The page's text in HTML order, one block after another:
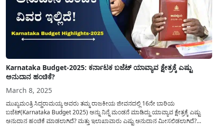
Karnataka Budget-2025: ಕರ್ನಾಟಕ ಬಜೆಟ್ ಯಾವ್ಯಾವ ಕ್ಷೇತ್ರಕ್ಕೆ ಎಷ್ಟು
ಅನುದಾನ ಹಂಚಿಕೆ?
March 8, 2025
ಮುಖ್ಯಮಂತ್ರಿ ಸಿದ್ದರಾಮಯ್ಯ ಅವರು ತಮ್ಮ ರಾಜಕೀಯ ಜೀವನದಲ್ಲಿ 16ನೇ ಬಾರಿಯ
ಬಜೆಟ್(Karnataka Budget 2025) ಅನ್ನು ನಿನ್ನೆ ಮಂಡನೆ ಮಾಡಿದ್ದು ಯಾವ್ಯಾವ ಕ್ಷೇತ್ರಕ್ಕೆ ಎಷ್ಟು
ಅನುದಾನ ಹಂಚಿಕೆ ಮಾಡಲಾಗಿದೆ? ಮತ್ತು ಇಲಾಖಾವಾರು ಎಷ್ಟು ಅನುದಾನ ಮೀಸಲಿಡಲಾಗಿದೆ?